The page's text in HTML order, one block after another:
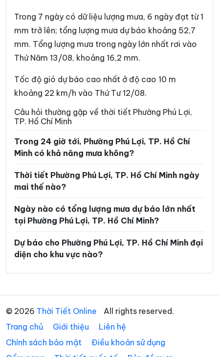
Phường Diên Hồng Phường Đông Hòa
Phường Đông Hưng Thuận Phường Đức Nhuận
Phường Gia Định
Phường Hạnh Thông Phường Hiệp Bình
Phường Khánh Hội
Phường Linh Xuân Phường Long Bình
Phường Long Hương Phường Long Nguyên
Phường Long Phước Phường Long Trường
Phường Minh Phụng Phường Nhiêu Lộc
Phường Phú An Phường Phú Định
Phường Phú Nhuận
Phường Phú Thọ Hòa Phường Phú Thuận
Phường Phước Long Phường Phước Thắng
Phường Rạch Dừa Phường Sài Gòn
Phường Tam Bình Phường Tam Long
Trong 7 ngày có dữ liệu lượng mưa, 6 ngày đạt từ 1
mm trở lên; tổng lượng mưa dự báo khoảng 52,7
mm. Tổng lượng mưa trong ngày lớn nhất rơi vào
Thứ Năm 13/08, khoảng 16,2 mm.
Tốc độ gió dự báo cao nhất ở độ cao 10 m
khoảng 22 km/h vào Thứ Tư 12/08.
Câu hỏi thường gặp về thời tiết Phường Phú Lợi,
TP. Hồ Chí Minh
Trong 24 giờ tới, Phường Phú Lợi, TP. Hồ Chí
Minh có khả năng mưa không?
Thời tiết Phường Phú Lợi, TP. Hồ Chí Minh ngày
mai thế nào?
Ngày nào có tổng lượng mưa dự báo lớn nhất
tại Phường Phú Lợi, TP. Hồ Chí Minh?
Dự báo cho Phường Phú Lợi, TP. Hồ Chí Minh đại
diện cho khu vực nào?
© 2026 Thời Tiết Online
All rights reserved.
Trang chủ
Giới thiệu
Liên hệ
Chính sách bảo mật
Điều khoản sử dụng